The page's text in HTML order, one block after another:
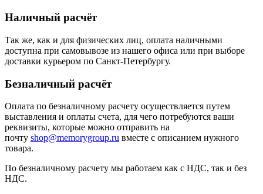
Наличный расчёт
Так же, как и для физических лиц, оплата наличными
доступна при самовывозе из нашего офиса или при выборе
доставки курьером по Санкт-Петербургу.
Безналичный расчёт
Оплата по безналичному расчету осуществляется путем
выставления и оплаты счета, для чего потребуются ваши
реквизиты, которые можно отправить на
почту shop@memorygroup.ru вместе с описанием нужного
товара.
По безналичному расчету мы работаем как с НДС, так и без
НДС.